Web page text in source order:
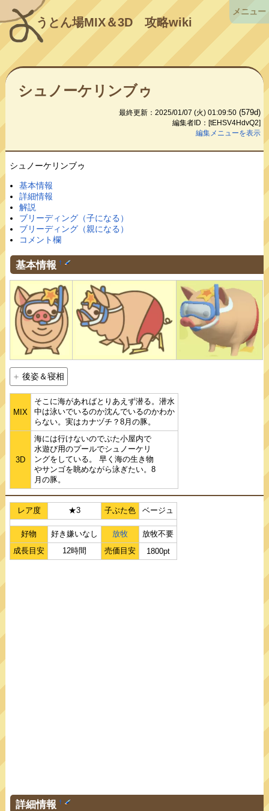
うとん場MIX＆3D攻略wiki
シュノーケリンブゥ
最終更新：2025/01/07 (火) 01:09:50 (579d)
編集者ID：[tEHSV4HdvQ2]
編集メニューを表示
シュノーケリンブゥ
基本情報
詳細情報
解説
ブリーディング（子になる）
ブリーディング（親になる）
コメント欄
基本情報 †
後姿＆寝相
MIX
そこに海があればとりあえず潜る。潜水
中は泳いでいるのか沈んでいるのかわか
らない。実はカナヅチ？8月の豚。
3D
海には行けないのでぶた小屋内で
水遊び用のプールでシュノーケリ
ングをしている。 早く海の生き物
やサンゴを眺めながら泳ぎたい。8
月の豚。
レア度 ★3 子ぶた色 ベージュ
好物 好き嫌いなし 放牧
放牧不要
成長目安
12時間 売価目安 1800pt
詳細情報 †
メニュー